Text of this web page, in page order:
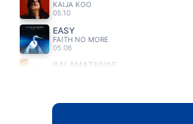
KAIJA KOO
05.10
EASY
FAITH NO MORE
05.06
SALAMATAIVAS
LOIRI VESA MATTI